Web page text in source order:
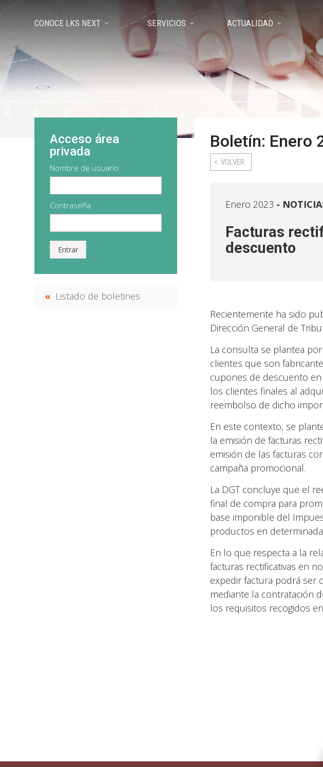
CONOCE LKS NEXT SERVICIOS ACTUALIDAD
Boletín: Enero
VOLVER
Enero 2023
Facturas
descuento
Recientemente ha sido
Dirección General de
La consulta se plantea
clientes que son
cupones de descuento
los clientes finales al
reembolso de dicho
En este contexto, se
la emisión de facturas
emisión de las facturas
campaña promocional.
La DGT concluye que el
final de compra para
base imponible del
productos en
En lo que respecta a la
facturas rectificativas en
expedir factura podrá ser
mediante la contratación
los requisitos recogidos
Acceso área
privada
Nombre de usuario
Contraseña
Entrar
Listado de boletines